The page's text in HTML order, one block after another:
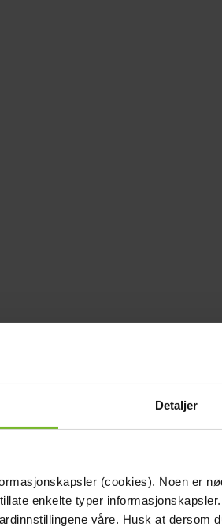
Detaljer
(cookies). Noen er
enkelte typer
våre. Husk at dersom